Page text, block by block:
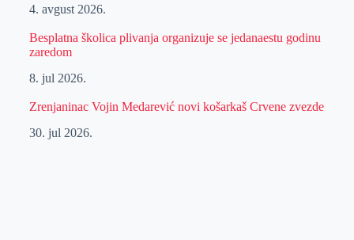
4. avgust 2026.
Besplatna školica plivanja organizuje se jedanaestu godinu
zaredom
8. jul 2026.
Zrenjaninac Vojin Medarević novi košarkaš Crvene zvezde
30. jul 2026.